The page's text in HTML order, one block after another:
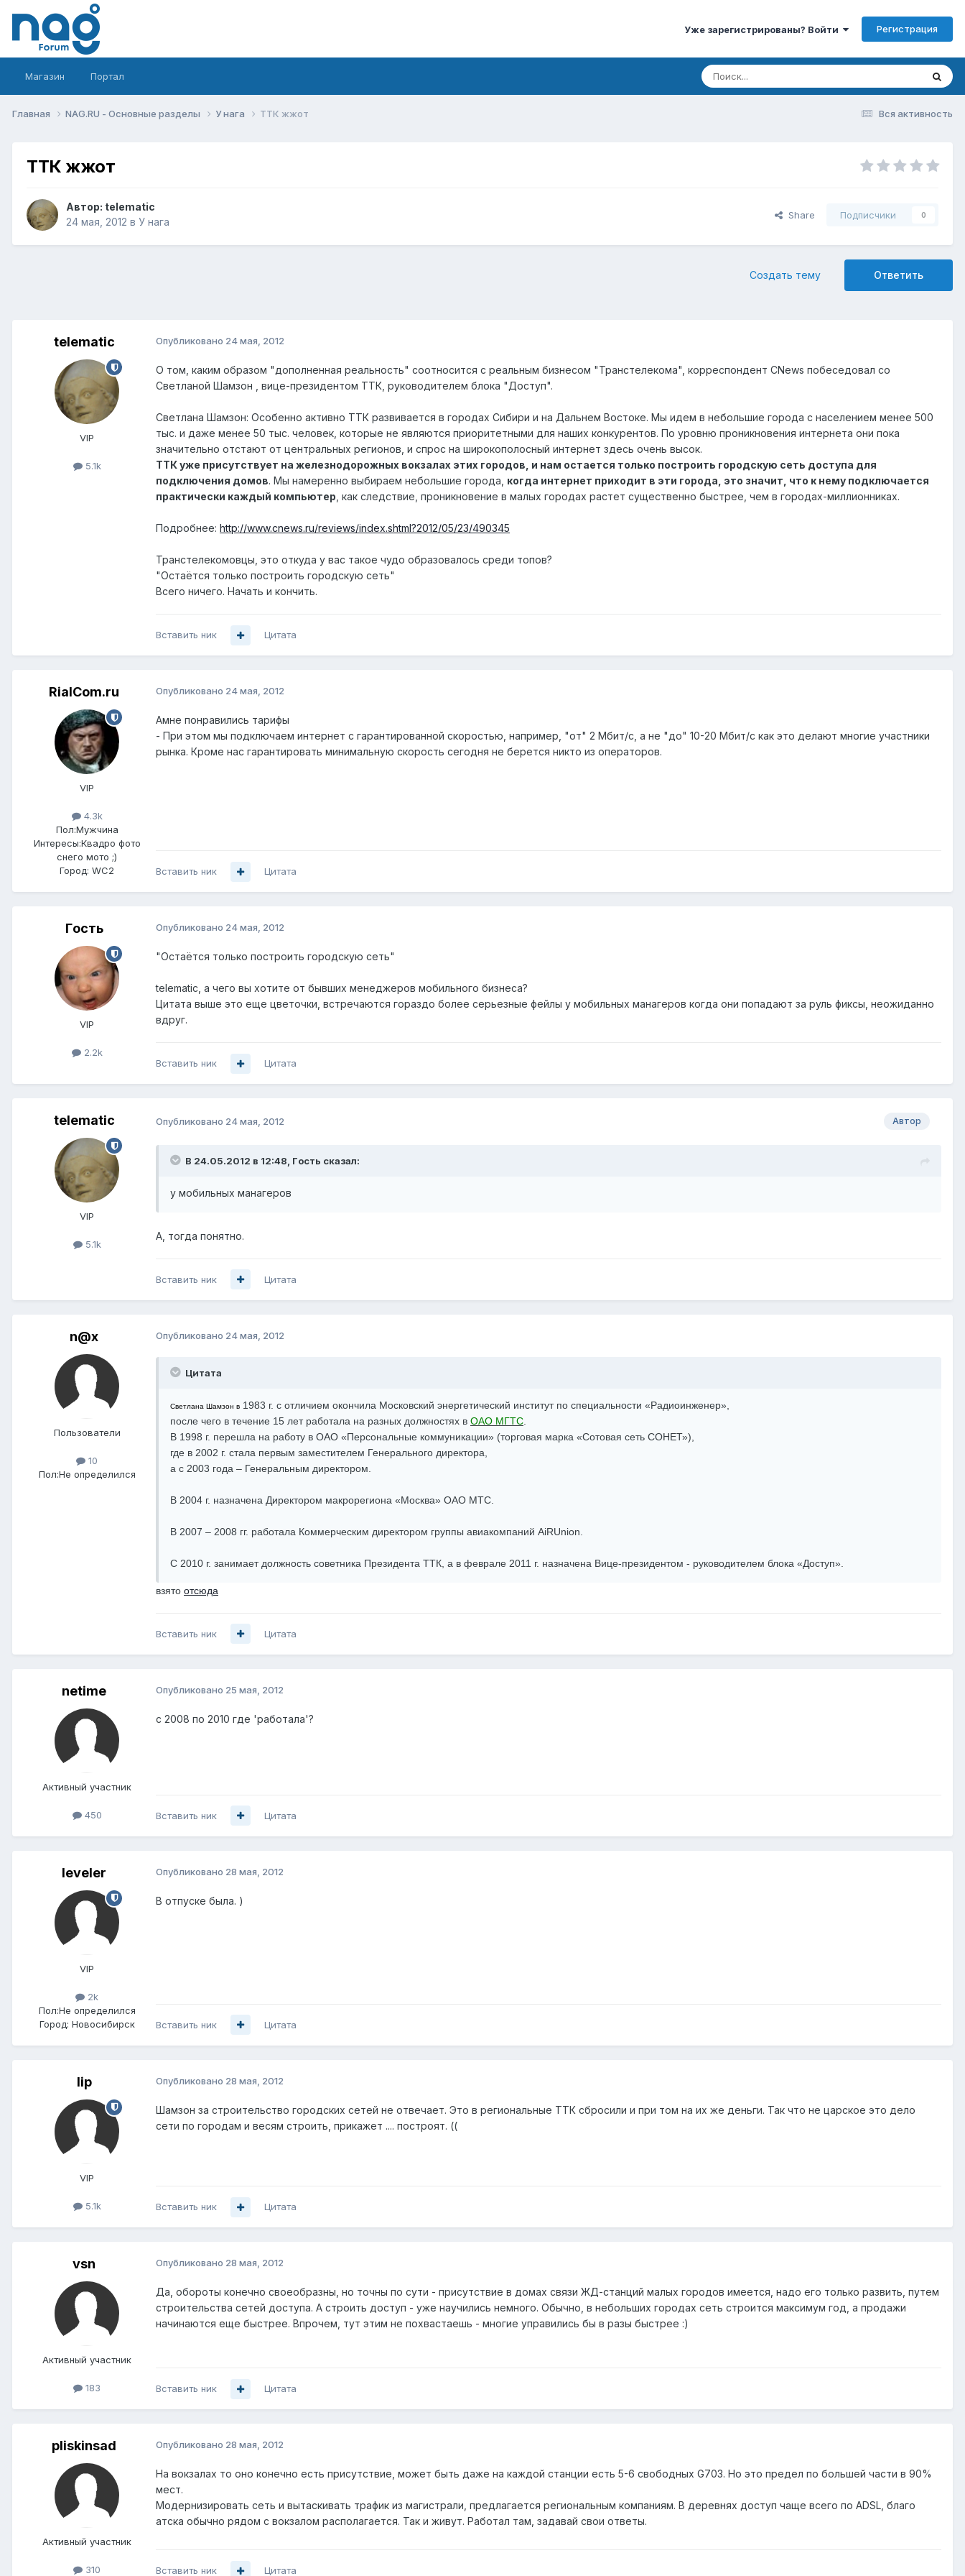
Уже зарегистрированы? Войти Регистрация
Магазин Портал
Вся активность
Главная NAG.RU - Основные разделы У нага ТТК жжот
ТТК жжот
Автор: telematic
24 мая, 2012 в У нага
Share Подписчики 0
Ответить
Создать тему
telematic
VIP
5.1k
Опубликовано 24 мая, 2012
О том, каким образом "дополненная реальность" соотносится с реальным бизнесом "Транстелекома", корреспондент CNews побеседовал со
Светланой Шамзон , вице-президентом ТТК, руководителем блока "Доступ".
Светлана Шамзон: Особенно активно ТТК развивается в городах Сибири и на Дальнем Востоке. Мы идем в небольшие города с населением менее 500
тыс. и даже менее 50 тыс. человек, которые не являются приоритетными для наших конкурентов. По уровню проникновения интернета они пока
значительно отстают от центральных регионов, и спрос на широкополосный интернет здесь очень высок.
ТТК уже присутствует на железнодорожных вокзалах этих городов, и нам остается только построить городскую сеть доступа для
подключения домов. Мы намеренно выбираем небольшие города, когда интернет приходит в эти города, это значит, что к нему подключается
практически каждый компьютер , как следствие, проникновение в малых городах растет существенно быстрее, чем в городах-миллионниках.
Подробнее: http://www.cnews.ru/reviews/index.shtml?2012/05/23/490345
Транстелекомовцы, это откуда у вас такое чудо образовалось среди топов?
"Остаётся только построить городскую сеть"
Всего ничего. Начать и кончить.
Вставить ник Цитата
RialCom.ru
VIP
4.3k
Пол:Мужчина
Интересы:Квадро фото
снего мото ;)
Город: WC2
Опубликовано 24 мая, 2012
Амне понравились тарифы
- При этом мы подключаем интернет с гарантированной скоростью, например, "от" 2 Мбит/с, а не "до" 10-20 Мбит/c как это делают многие участники
рынка. Кроме нас гарантировать минимальную скорость сегодня не берется никто из операторов.
Вставить ник Цитата
Гoсть
VIP
2.2k
Опубликовано 24 мая, 2012
"Остаётся только построить городскую сеть"
telematic, а чего вы хотите от бывших менеджеров мобильного бизнеса?
Цитата выше это еще цветочки, встречаются гораздо более серьезные фейлы у мобильных манагеров когда они попадают за руль фиксы, неожиданно
вдруг.
Вставить ник Цитата
telematic
VIP
5.1k
Автор
Опубликовано 24 мая, 2012
В 24.05.2012 в 12:48, Гoсть сказал:
у мобильных манагеров
А, тогда понятно.
Вставить ник Цитата
n@x
Пользователи
10
Пол:Не определился
Опубликовано 24 мая, 2012
Цитата
Светлана Шамзон в 1983 г. с отличием окончила Московский энергетический институт по специальности «Радиоинженер»,
после чего в течение 15 лет работала на разных должностях в ОАО МГТС
В 1998 г. перешла на работу в ОАО «Персональные коммуникации» (торговая марка «Сотовая сеть СОНЕТ»),
где в 2002 г. стала первым заместителем Генерального директора,
а с 2003 года – Генеральным директором.
В 2004 г. назначена Директором макрорегиона «Москва» ОАО МТС.
В 2007 – 2008 гг. работала Коммерческим директором группы авиакомпаний AiRUnion.
С 2010 г. занимает должность советника Президента ТТК, а в феврале 2011 г. назначена Вице-президентом - руководителем блока «Доступ».
взято отсюда
Вставить ник Цитата
netime
Активный участник
450
Опубликовано 25 мая, 2012
с 2008 по 2010 где 'работала'?
Вставить ник Цитата
leveler
VIP
2k
Пол:Не определился
Город: Новосибирск
Опубликовано 28 мая, 2012
В отпуске была. )
Вставить ник Цитата
lip
VIP
5.1k
Опубликовано 28 мая, 2012
Шамзон за строительство городских сетей не отвечает. Это в региональные ТТК сбросили и при том на их же деньги. Так что не царское это дело
сети по городам и весям строить, прикажет .... построят. ((
Вставить ник Цитата
vsn
Активный участник
183
Опубликовано 28 мая, 2012
Да, обороты конечно своеобразны, но точны по сути - присутствие в домах связи ЖД-станций малых городов имеется, надо его только развить, путем
строительства сетей доступа. А строить доступ - уже научились немного. Обычно, в небольших городах сеть строится максимум год, а продажи
начинаются еще быстрее. Впрочем, тут этим не похвастаешь - многие управились бы в разы быстрее :)
Вставить ник Цитата
pliskinsad
Активный участник
310
Опубликовано 28 мая, 2012
На вокзалах то оно конечно есть присутствие, может быть даже на каждой станции есть 5-6 свободных G703. Но это предел по большей части в 90%
мест.
Модернизировать сеть и вытаскивать трафик из магистрали, предлагается региональным компаниям. В деревнях доступ чаще всего по ADSL, благо
атска обычно рядом с вокзалом располагается. Так и живут. Работал там, задавай свои ответы.
Вставить ник Цитата